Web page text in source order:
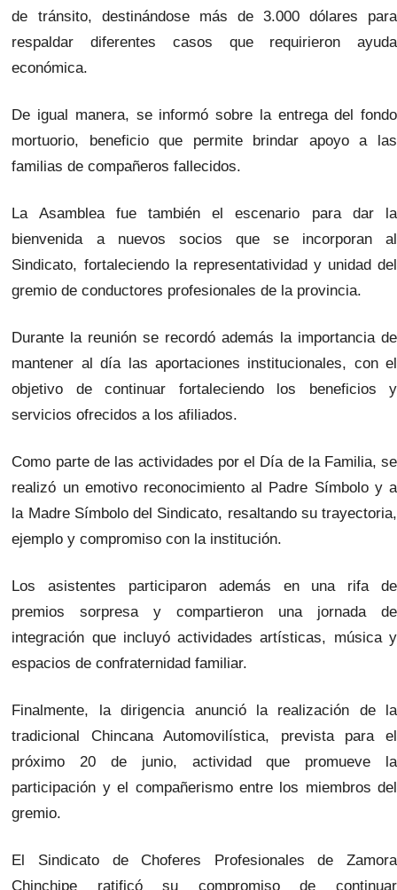
de tránsito, destinándose más de 3.000 dólares para
respaldar diferentes casos que requirieron ayuda
económica.
De igual manera, se informó sobre la entrega del fondo
mortuorio, beneficio que permite brindar apoyo a las
familias de compañeros fallecidos.
La Asamblea fue también el escenario para dar la
bienvenida a nuevos socios que se incorporan al
Sindicato, fortaleciendo la representatividad y unidad del
gremio de conductores profesionales de la provincia.
Durante la reunión se recordó además la importancia de
mantener al día las aportaciones institucionales, con el
objetivo de continuar fortaleciendo los beneficios y
servicios ofrecidos a los afiliados.
Como parte de las actividades por el Día de la Familia, se
realizó un emotivo reconocimiento al Padre Símbolo y a
la Madre Símbolo del Sindicato, resaltando su trayectoria,
ejemplo y compromiso con la institución.
Los asistentes participaron además en una rifa de
premios sorpresa y compartieron una jornada de
integración que incluyó actividades artísticas, música y
espacios de confraternidad familiar.
Finalmente, la dirigencia anunció la realización de la
tradicional Chincana Automovilística, prevista para el
próximo 20 de junio, actividad que promueve la
participación y el compañerismo entre los miembros del
gremio.
El Sindicato de Choferes Profesionales de Zamora
Chinchipe ratificó su compromiso de continuar